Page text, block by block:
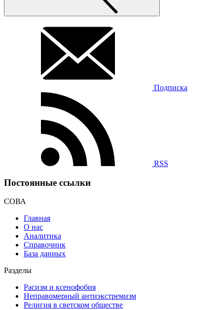
Подписка
RSS
Постоянные ссылки
СОВА
Главная
О нас
Аналитика
Справочник
База данных
Разделы
Расизм и ксенофобия
Неправомерный антиэкстремизм
Религия в светском обществе